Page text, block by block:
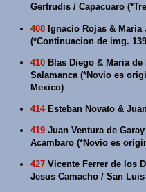
Gertrudis / Capacuaro
408 Ignacio Rojas & Maria
(*Continuacion de img.
410 Blas Diego & Maria
Salamanca (*Novio es
Mexico)
414Esteban Novato &
419 Juan Ventura de
Acambaro (*Novio es
427 Vicente Ferrer de los
Jesus Camacho / San